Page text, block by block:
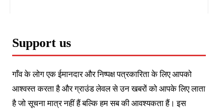
Support us
गाँव के लोग एक ईमानदार और निष्पक्ष पत्रकारिता के लिए आपको
आश्वस्त करता है और ग्राउंड लेवल से उन खबरों को आपके लिए लाता
है जो सूचना मात्र नहीं हैं बल्कि हम सब की आवश्यकता हैं। इस